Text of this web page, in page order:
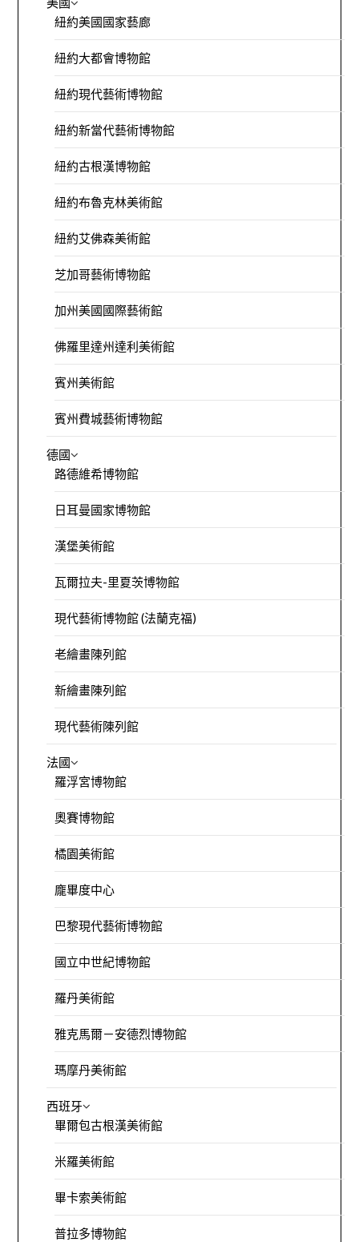
紐約美國國家藝廊
紐約大都會博物館
紐約現代藝術博物館
紐約新當代藝術博物館
紐約古根漢博物館
紐約布魯克林美術館
紐約艾佛森美術館
芝加哥藝術博物館
加州美國國際藝術館
佛羅里達州達利美術館
賓州美術館
賓州費城藝術博物館
德國
路德維希博物館
日耳曼國家博物館
漢堡美術館
瓦爾拉夫-里夏茨博物館
現代藝術博物館 (法蘭克福)
老繪畫陳列館
新繪畫陳列館
現代藝術陳列館
法國
羅浮宮博物館
奧賽博物館
橘園美術館
龐畢度中心
巴黎現代藝術博物館
國立中世紀博物館
羅丹美術館
雅克馬爾－安德烈博物館
瑪摩丹美術館
西班牙
畢爾包古根漢美術館
米羅美術館
畢卡索美術館
普拉多博物館